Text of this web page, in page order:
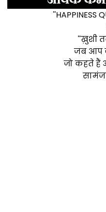
''HAPPINESS
''ख़ुशी
जब आप
जो कहते हैं